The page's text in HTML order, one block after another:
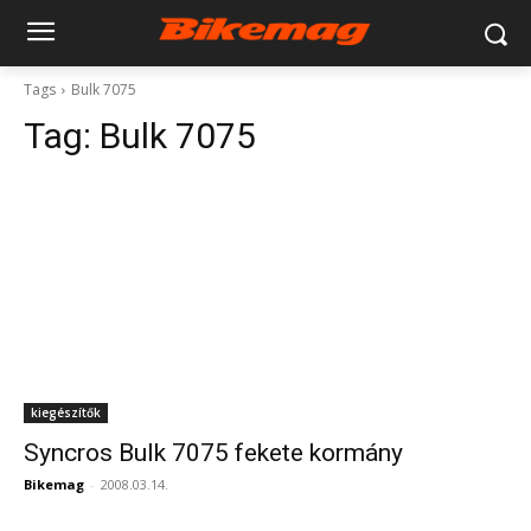
Tags Bulk 7075
Tag: Bulk 7075
kiegészítők
Syncros Bulk 7075 fekete kormány
Bikemag - 2008.03.14.